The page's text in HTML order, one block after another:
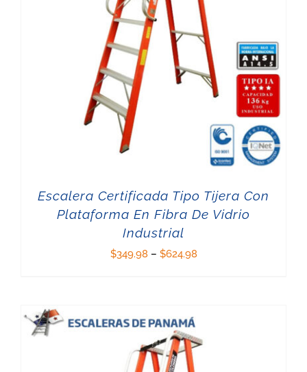
Escalera Certificada Tipo Tijera Con
Plataforma En Fibra De Vidrio
Industrial
$349.98– $624.98